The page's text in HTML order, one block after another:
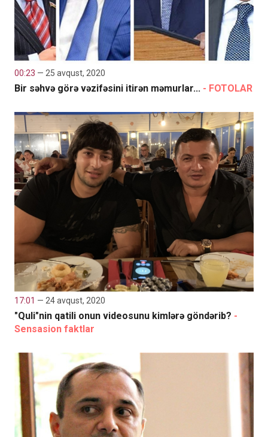
00:23 — 25 avqust, 2020
Bir səhvə görə vəzifəsini itirən məmurlar... - FOTOLAR
17:01 — 24 avqust, 2020
"Quli"nin qatili onun videosunu kimlərə göndərib? -
Sensasion faktlar